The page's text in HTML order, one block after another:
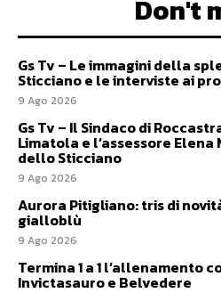
Don't
Gs Tv – Le immagini della
Sticciano e le interviste ai
9 Ago 2026
Gs Tv – Il Sindaco di
Limatola e l’assessore
dello Sticciano
9 Ago 2026
Aurora Pitigliano: tris di
gialloblù
9 Ago 2026
Termina 1 a 1 l’allenamento
Invictasauro e Belvedere